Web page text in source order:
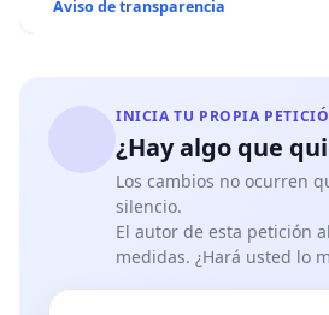
Aviso de transparencia
INICIA TU PROPIA
¿Hay algo que
Los cambios no ocurren
silencio.
El autor de esta petición
medidas. ¿Hará usted lo